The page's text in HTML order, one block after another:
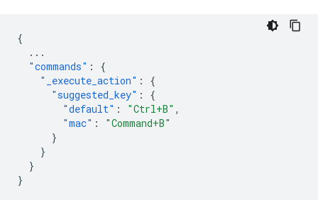
{
...
"commands" :
{
"_execute_action" :
{
"suggested_key" :
{
"default" : "Ctrl+B" ,
"mac" :
"Command+B"
}
}
}
}